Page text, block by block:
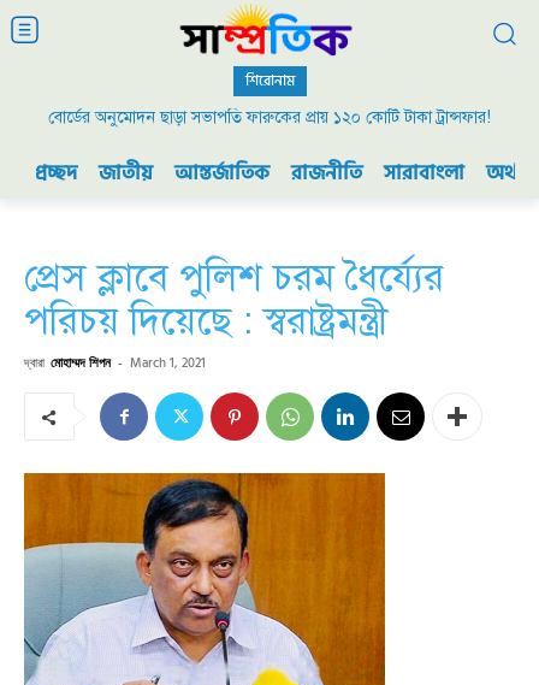
শিরোনাম
বোর্ডের অনুমোদন ছাড়া সভাপতি ফারুকের প্রায় ১২০ কোটি টাকা ট্রান্সফার!
প্রচ্ছদ জাতীয় আন্তর্জাতিক রাজনীতি সারাবাংলা
প্রেস ক্লাবে পুলিশ চরম ধৈর্য্যের
পরিচয় দিয়েছে : স্বরাষ্ট্রমন্ত্রী
দ্বারা মোহাম্মদ শিপন - March 1, 2021